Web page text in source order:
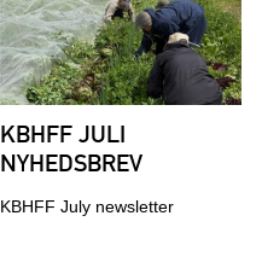
KBHFF JULI
NYHEDSBREV
KBHFF July newsletter